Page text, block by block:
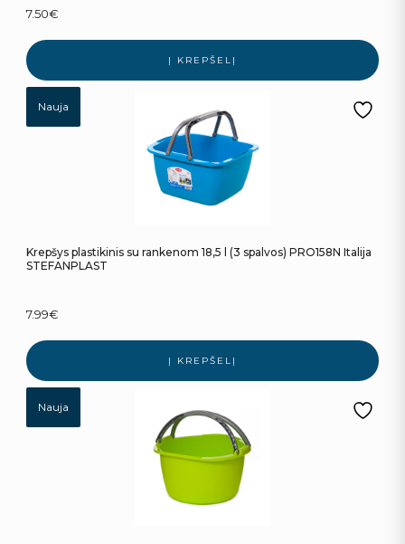
7.50€
Į KREPŠELĮ
Nauja
Krepšys plastikinis su rankenom 18,5 l (3 spalvos) PRO158N Italija
STEFANPLAST
7.99€
Į KREPŠELĮ
Nauja